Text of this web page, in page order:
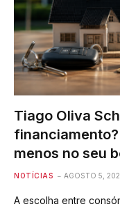
Tiago Oliva
menos no seu
NOTÍCIAS AGOSTO 5,
A escolha entre